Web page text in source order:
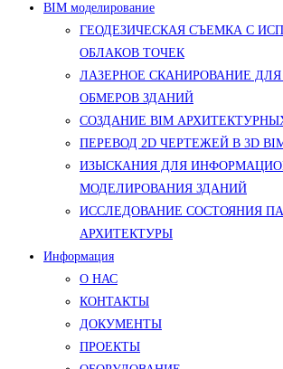
BIM моделирование
ГЕОДЕЗИЧЕСКАЯ СЪЕМКА С
ОБЛАКОВ ТОЧЕК
ЛАЗЕРНОЕ СКАНИРОВАНИЕ
ОБМЕРОВ ЗДАНИЙ
СОЗДАНИЕ BIM
ПЕРЕВОД 2D ЧЕРТЕЖЕЙ В 3D
ИЗЫСКАНИЯ ДЛЯ
МОДЕЛИРОВАНИЯ ЗДАНИЙ
ИССЛЕДОВАНИЕ СОСТОЯНИЯ
АРХИТЕКТУРЫ
Информация
О НАС
КОНТАКТЫ
ДОКУМЕНТЫ
ПРОЕКТЫ